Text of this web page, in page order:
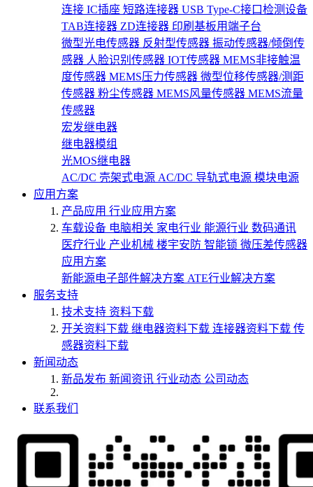
连接 IC插座 短路连接器 USB Type-C接口检测设备
TAB连接器 ZD连接器 印刷基板用端子台
微型光电传感器 反射型传感器 振动传感器/倾倒传
感器 人脸识别传感器 IOT传感器 MEMS非接触温
度传感器 MEMS压力传感器 微型位移传感器/测距
传感器 粉尘传感器 MEMS风量传感器 MEMS流量
传感器
宏发继电器
继电器模组
光MOS继电器
AC/DC 壳架式电源 AC/DC 导轨式电源 模块电源
应用方案
产品应用 行业应用方案
车载设备 电脑相关 家电行业 能源行业 数码通讯
医疗行业 产业机械 楼宇安防 智能锁 微压差传感器
应用方案
新能源电子部件解决方案 ATE行业解决方案
服务支持
技术支持 资料下载
开关资料下载 继电器资料下载 连接器资料下载 传
感器资料下载
新闻动态
新品发布 新闻资讯 行业动态 公司动态
联系我们